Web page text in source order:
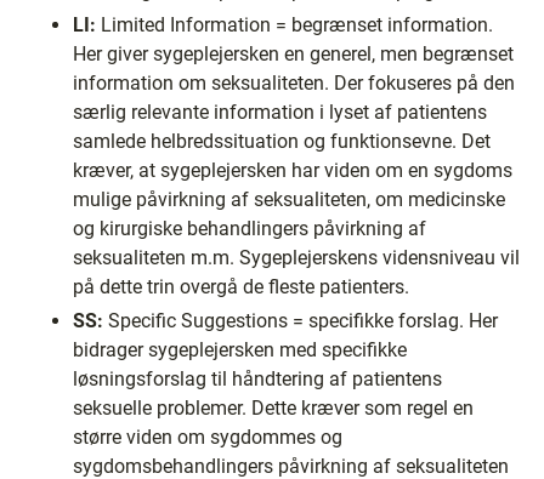
LI: Limited Information = begrænset information.
Her giver sygeplejersken en generel, men begrænset
information om seksualiteten. Der fokuseres på den
særlig relevante information i lyset af patientens
samlede helbredssituation og funktionsevne. Det
kræver, at sygeplejersken har viden om en sygdoms
mulige påvirkning af seksualiteten, om medicinske
og kirurgiske behandlingers påvirkning af
seksualiteten m.m. Sygeplejerskens vidensniveau vil
på dette trin overgå de fleste patienters.
SS: Specific Suggestions = specifikke forslag. Her
bidrager sygeplejersken med specifikke
løsningsforslag til håndtering af patientens
seksuelle problemer. Dette kræver som regel en
større viden om sygdommes og
sygdomsbehandlingers påvirkning af seksualiteten